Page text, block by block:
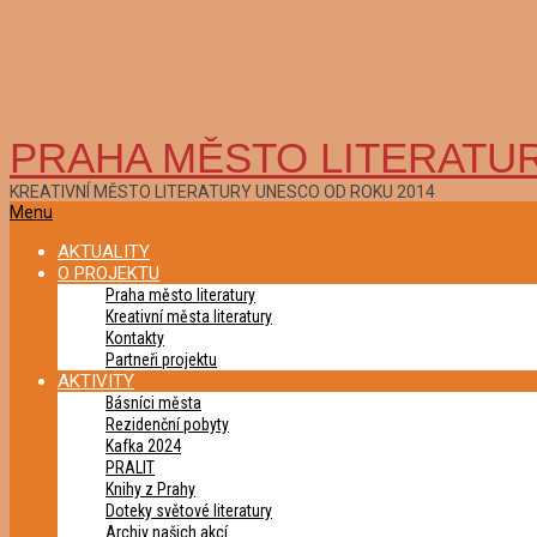
PRAHA MĚSTO
KREATIVNÍ MĚSTO LITERATURY UNESCO OD ROKU 2014
Primary
Menu
Menu
AKTUALITY
O PROJEKTU
Praha město literatury
Kreativní města literatury
Kontakty
Partneři projektu
AKTIVITY
Básníci města
Rezidenční pobyty
Kafka 2024
PRALIT
Knihy z Prahy
Doteky světové literatury
Archiv našich akcí